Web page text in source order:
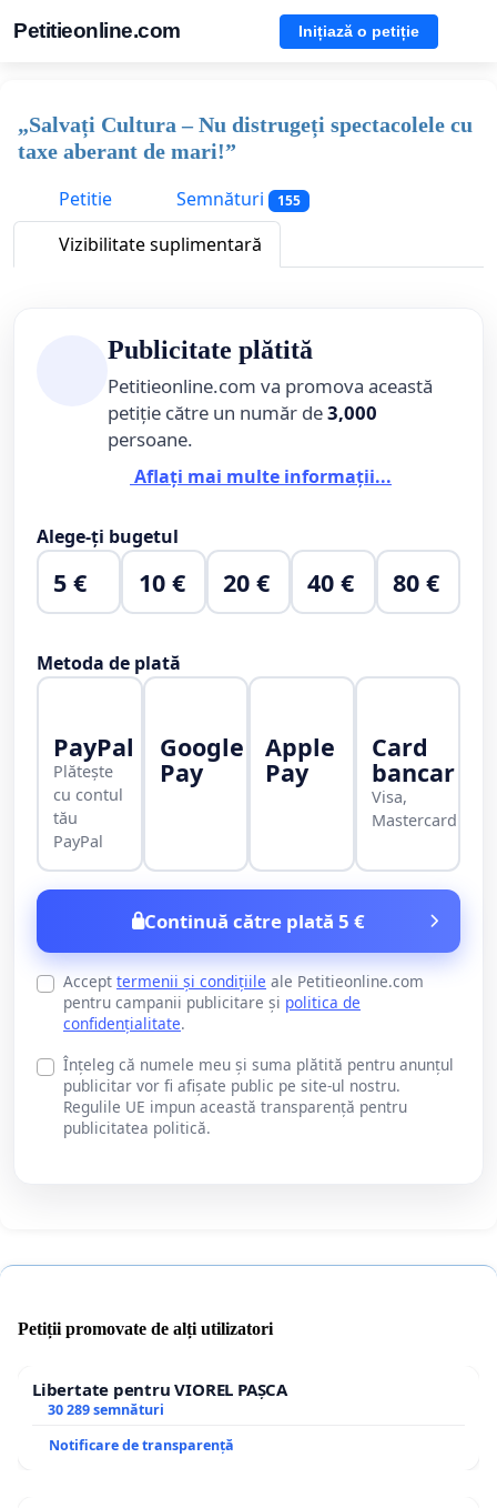
Petitieonline.com Inițiază o petiție
„Salvați Cultura – Nu distrugeți spectacolele cu
taxe aberant de mari!”
Petitie
Semnături 155
Vizibilitate suplimentară
Publicitate plătită
Petitieonline.com va promova această
petiție către un număr de3,000
persoane.
Aflați mai multe informații...
Alege-ți bugetul
5 € 10 € 20 € 40 € 80 €
Metoda de plată
PayPal
Plătește
cu contul
tău
PayPal
Google
Pay
Apple
Pay
Card
bancar
Visa,
Mastercard
Continuă către plată 5 €
Accept termenii și condițiile ale Petitieonline.com
pentru campanii publicitare și politica de
confidențialitate.
Înțeleg că numele meu și suma plătită pentru anunțul
publicitar vor fi afișate public pe site-ul nostru.
Regulile UE impun această transparență pentru
publicitatea politică.
Petiții promovate de alți utilizatori
Libertate pentru VIOREL PAȘCA
30 289 semnături
Notificare de transparență